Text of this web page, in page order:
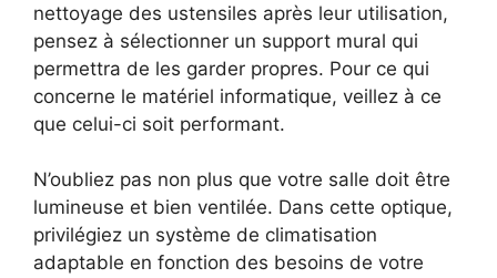
nettoyage des ustensiles après leur utilisation,
pensez à sélectionner un support mural qui
permettra de les garder propres. Pour ce qui
concerne le matériel informatique, veillez à ce
que celui-ci soit performant.
N’oubliez pas non plus que votre salle doit être
lumineuse et bien ventilée. Dans cette optique,
privilégiez un système de climatisation
adaptable en fonction des besoins de votre